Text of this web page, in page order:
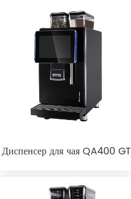
Диспенсер для чая QA400 GT